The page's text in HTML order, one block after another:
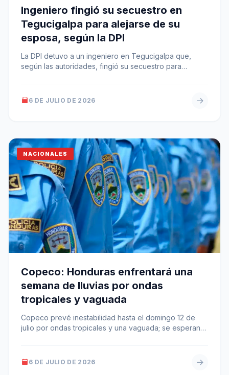
Ingeniero fingió su secuestro en
Tegucigalpa para alejarse de su
esposa, según la DPI
La DPI detuvo a un ingeniero en Tegucigalpa que,
según las autoridades, fingió su secuestro para
6 DE JULIO DE 2026
NACIONALES
Copeco: Honduras enfrentará una
semana de lluvias por ondas
tropicales y vaguada
Copeco prevé inestabilidad hasta el domingo 12 de
julio por ondas tropicales y una vaguada; se esperan
6 DE JULIO DE 2026